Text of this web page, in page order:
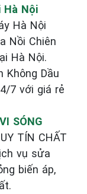
Hà Nội
Hà Nội
Nồi Chiên
Hà Nội.
Không Dầu
7 với giá rẻ
SÓNG
TÍN CHẤT
vụ sửa
biến áp,